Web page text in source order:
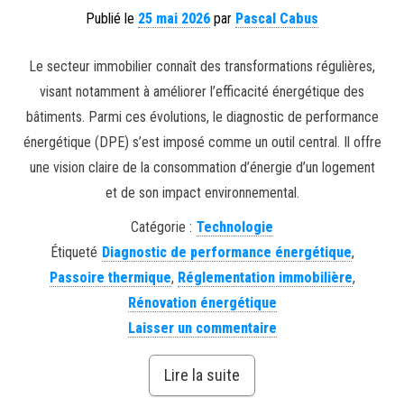
Publié le 25 mai 2026 par Pascal Cabus
Le secteur immobilier connaît des transformations régulières,
visant notamment à améliorer l’efficacité énergétique des
bâtiments. Parmi ces évolutions, le diagnostic de performance
énergétique (DPE) s’est imposé comme un outil central. Il offre
une vision claire de la consommation d’énergie d’un logement
et de son impact environnemental.
Catégorie : Technologie
Étiqueté Diagnostic de performance énergétique,
Passoire thermique, Réglementation immobilière,
Rénovation énergétique
Laisser un commentaire
Lire la suite